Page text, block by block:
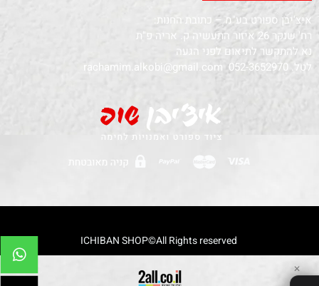
איצ'יבן ספורט בע"מ – כתובת החנות:
רח' שנקר 26 איזור התעשיה ק. אריה פ"ת
נא להתקשר לתיאום לפני הגעה
לטל. 052-3652970
✕